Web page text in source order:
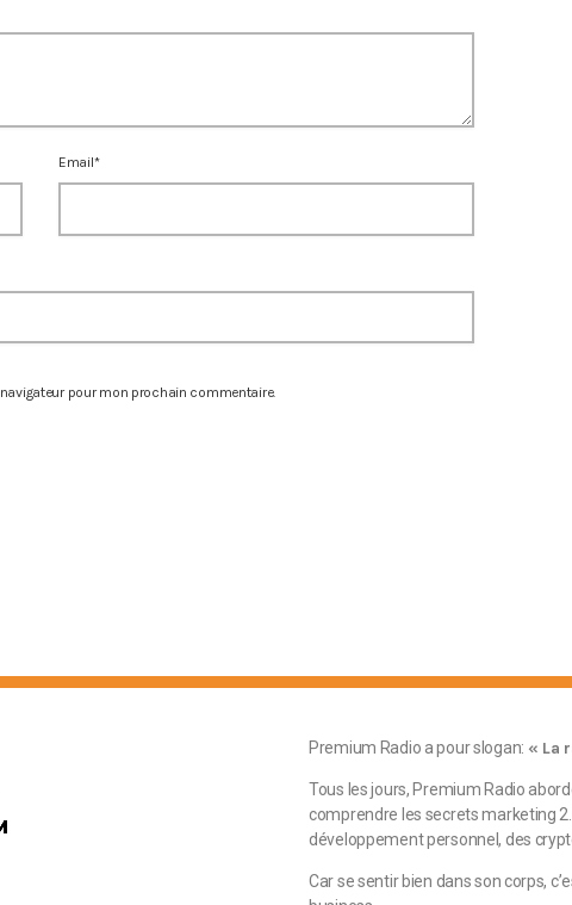
Email*
pour mon prochain commentaire.
Premium Radio a pour slogan: « La
Tous les jours, Premium Radio
comprendre les secrets marketing
développement personnel, des
Car se sentir bien dans son corps,